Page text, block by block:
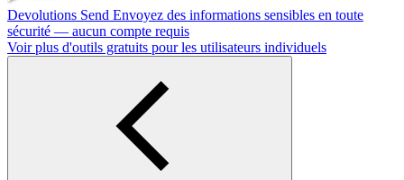
Devolutions Send Envoyez des informations sensibles en toute
sécurité — aucun compte requis
Voir plus d'outils gratuits pour les utilisateurs individuels